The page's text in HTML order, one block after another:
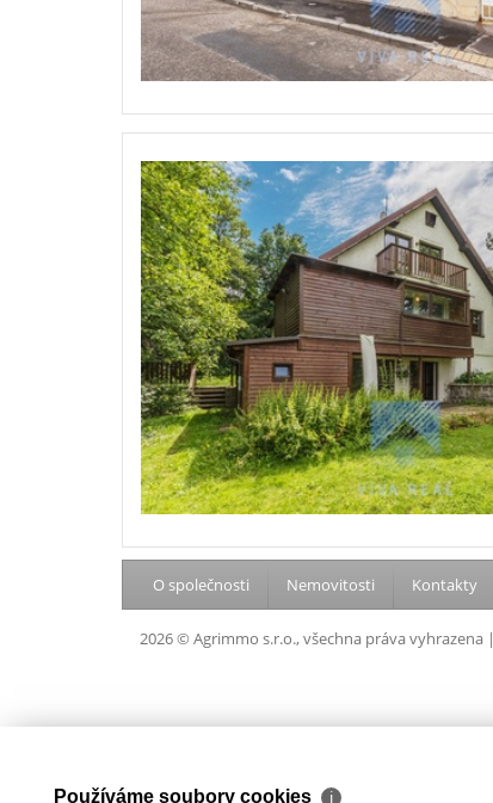
O společnosti Nemovitosti Kontakty
2026 © Agrimmo s.r.o., všechna práva vyhrazena |
Používáme soubory cookies ℹ